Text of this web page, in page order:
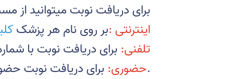
برای دریافت نوبت میتوانید از
اینترنتی :بر روی نام هر پزشک
تلفنی: برای دریافت نوبت با شماره 25015025 تماس حاصل
حضوری:برای دریافت نوبت حضوری به درمانگاه جنرال واقع در طبقه اول بیمارستان مراجعه نمایید.